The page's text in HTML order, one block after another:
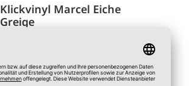
Klickvinyl Marcel Eiche
Greige
Paketpreis:43,20 €*
18,00 €/m2*